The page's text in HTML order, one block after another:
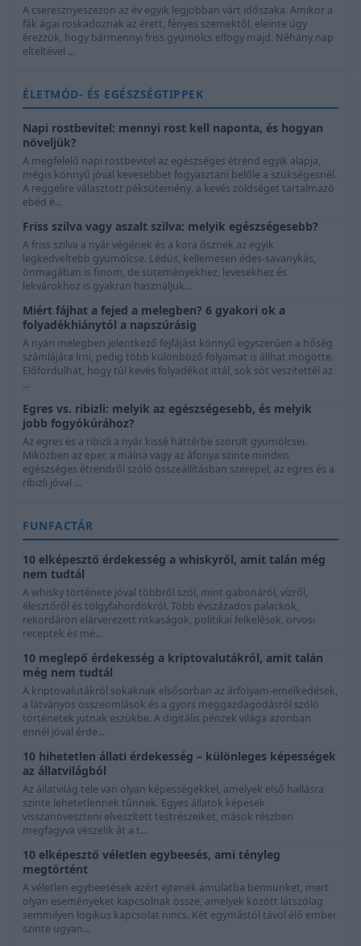
A cseresznyeszezon az év egyik legjobban várt időszaka. Amikor a
fák ágai roskadoznak az érett, fényes szemektől, eleinte úgy
érezzük, hogy bármennyi friss gyümölcs elfogy majd. Néhány nap
elteltével ...
ÉLETMÓD- ÉS EGÉSZSÉGTIPPEK
Napi rostbevitel: mennyi rost kell naponta, és hogyan
növeljük?
A megfelelő napi rostbevitel az egészséges étrend egyik alapja,
mégis könnyű jóval kevesebbet fogyasztani belőle a szükségesnél.
A reggelire választott péksütemény, a kevés zöldséget tartalmazó
ebéd é...
Friss szilva vagy aszalt szilva: melyik egészségesebb?
A friss szilva a nyár végének és a kora ősznek az egyik
legkedveltebb gyümölcse. Lédús, kellemesen édes-savanykás,
önmagában is finom, de süteményekhez, levesekhez és
lekvárokhoz is gyakran használjuk...
Miért fájhat a fejed a melegben? 6 gyakori ok a
folyadékhiánytól a napszúrásig
A nyári melegben jelentkező fejfájást könnyű egyszerűen a hőség
számlájára írni, pedig több különböző folyamat is állhat mögötte.
Előfordulhat, hogy túl kevés folyadékot ittál, sok sót veszítettél az
...
Egres vs. ribizli: melyik az egészségesebb, és melyik
jobb fogyókúrához?
Az egres és a ribizli a nyár kissé háttérbe szorult gyümölcsei.
Miközben az eper, a málna vagy az áfonya szinte minden
egészséges étrendről szóló összeállításban szerepel, az egres és a
ribizli jóval ...
FUNFACTÁR
10 elképesztő érdekesség a whiskyről, amit talán még
nem tudtál
A whisky története jóval többről szól, mint gabonáról, vízről,
élesztőről és tölgyfahordókról. Több évszázados palackok,
rekordáron elárverezett ritkaságok, politikai felkelések, orvosi
receptek és mé...
10 meglepő érdekesség a kriptovalutákról, amit talán
még nem tudtál
A kriptovalutákról sokaknak elsősorban az árfolyam-emelkedések,
a látványos összeomlások és a gyors meggazdagodásról szóló
történetek jutnak eszükbe. A digitális pénzek világa azonban
ennél jóval érde...
10 hihetetlen állati érdekesség – különleges képességek
az állatvilágból
Az állatvilág tele van olyan képességekkel, amelyek első hallásra
szinte lehetetlennek tűnnek. Egyes állatok képesek
visszanöveszteni elveszített testrészeiket, mások részben
megfagyva vészelik át a t...
10 elképesztő véletlen egybeesés, ami tényleg
megtörtént
A véletlen egybeesések azért ejtenek ámulatba bennünket, mert
olyan eseményeket kapcsolnak össze, amelyek között látszólag
semmilyen logikus kapcsolat nincs. Két egymástól távol élő ember
szinte ugyan...